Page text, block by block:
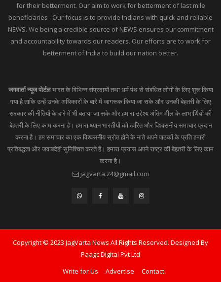
for their betterment. Our aim to work for betterment of last mile
beneficiaries . Our focus is to provide Indians with quick and reliable
NEWS. We being a credible source of NEWS ensures our commitment
and accountability towards our readers. Our efforts are to work for
betterment of India to build our nation better.
जगवार्ता न्यूज पोर्टलभारत के विभिन्न संप्रदायों तथा धर्म पंथ से संबंधित लोगों के लिए शुरू किया
गया है ताकि उन्हें उनके अधिकारों के बारे में जागरूक किया जा सके और उनकी बेहतरी के लिए
सरकार की नीतियों के बारे में भी बताया जा सके और हमारा उद्देश्य अंतिम मील के लाभार्थियों की
बेहतरी के लिए काम करना है। हमारा ध्यान भारतीयों को त्वरित और विश्वसनीय समाचार प्रदान
करना है। हम समाचार का एक विश्वसनीय स्रोत होने के नाते अपने पाठकों के प्रति हमारी
प्रतिबद्धता और जवाबदेही सुनिश्चित करते हैं। हमारा प्रयास अपने राष्ट्र की बेहतरी के लिए काम
करना है।
jagvarta.24@gmail.com
Copyright © 2023 JagVarta News All Rights Reserved. Designed By
Paagc Digital Pvt Ltd
Write for Us
Advertise Contact